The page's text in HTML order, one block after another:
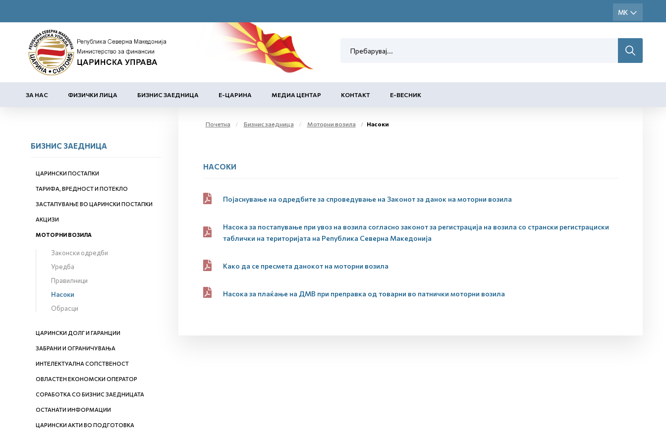
ЗА НАС ФИЗИЧКИ ЛИЦА БИЗНИС ЗАЕДНИЦА Е-ЦАРИНА МЕДИА ЦЕНТАР КОНТАКТ Е-ВЕСНИК
БИЗНИС ЗАЕДНИЦА
ЦАРИНСКИ ПОСТАПКИ
ТАРИФА, ВРЕДНОСТ И ПОТЕКЛО
ЗАСТАПУВАЊЕ ВО ЦАРИНСКИ ПОСТАПКИ
АКЦИЗИ
МОТОРНИ ВОЗИЛА
Законски одредби
Уредба
Правилници
Насоки
Обрасци
ЦАРИНСКИ ДОЛГ И ГАРАНЦИИ
ЗАБРАНИ И ОГРАНИЧУВАЊА
ИНТЕЛЕКТУАЛНА СОПСТВЕНОСТ
ОВЛАСТЕН ЕКОНОМСКИ ОПЕРАТОР
СОРАБОТКА СО БИЗНИС ЗАЕДНИЦАТА
ОСТАНАТИ ИНФОРМАЦИИ
ЦАРИНСКИ АКТИ ВО ПОДГОТОВКА
Почетна Бизнис заедница Моторни возила Насоки
НАСОКИ
Појаснување на одредбите за спроведување на Законот за данок на моторни возила
Насока за постапување при увоз на возила согласно законот за регистрација на возила со странски регистрациски
таблички на територијата на Република Северна Македонија
Како да се пресмета данокот на моторни возила
Насока за плаќање на ДМВ при преправка од товарни во патнички моторни возила